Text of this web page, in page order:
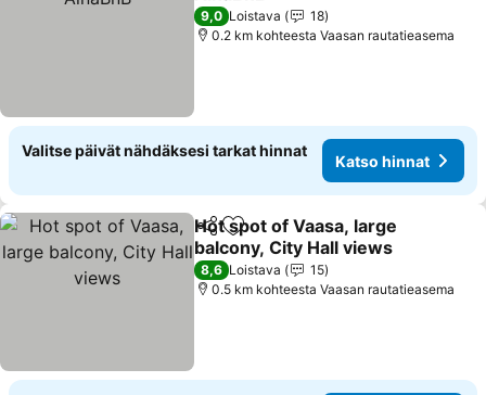
Katso hinnat
9,0 Loistava
18
0.2 km kohteesta Vaasan rautatieasema
Valitse päivät nähdäksesi tarkat hinnat
Katso hinnat
Jaa Lisää suosikkeihin
Hot spot of Vaasa, large
balcony, City Hall views
Katso hinnat
8,6 Loistava
15
0.5 km kohteesta Vaasan rautatieasema